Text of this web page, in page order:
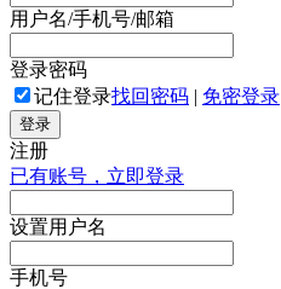
用户名/手机号/邮箱
登录密码
记住登录找回密码 | 免密登录
登录
注册
已有账号，立即登录
设置用户名
手机号